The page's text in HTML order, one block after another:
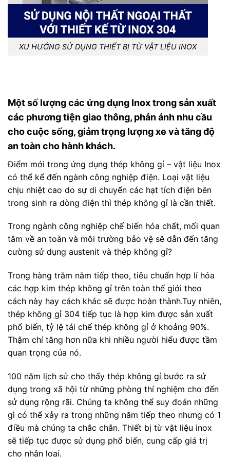
XU HƯỚNG SỬ DỤNG THIẾT BỊ TỪ VẬT LIỆU INOX
Một số lượng các ứng dụng Inox trong sản xuất
các phương tiện giao thông, phản ánh nhu cầu
cho cuộc sống, giảm trọng lượng xe và tăng độ
an toàn cho hành khách.
Điểm mới trong ứng dụng thép không gỉ – vật liệu Inox
có thể kể đến ngành công nghiệp điện. Loại vật liệu
chịu nhiệt cao do sự di chuyển các hạt tích điện bên
trong sinh ra dòng điện thì thép không gỉ là cần thiết.
Trong ngành công nghiệp chế biến hóa chất, mối quan
tâm về an toàn và môi trường bảo vệ sẽ dẫn đến tăng
cường sử dụng austenit và thép không gỉ?
Trong hàng trăm năm tiếp theo, tiêu chuẩn hợp lí hóa
các hợp kim thép không gỉ trên toàn thế giới theo
cách này hay cách khác sẽ được hoàn thành.Tuy nhiên,
thép không gỉ 304 tiếp tục là hợp kim được sản xuất
phổ biến, tỷ lệ tái chế thép không gỉ ở khoảng 90%.
Thậm chí tăng hơn nữa khi nhiều người hiểu được tầm
quan trọng của nó.
100 năm lịch sử cho thấy thép không gỉ bước ra sử
dụng trong xã hội từ những phòng thí nghiệm cho đến
sử dụng rộng rãi. Chúng ta không thể suy đoán những
gì có thể xảy ra trong những năm tiếp theo nhưng có 1
điều mà chúng ta chắc chắn. Thiết bị từ vật liệu inox
sẽ tiếp tục được sử dụng phổ biến, cung cấp giá trị
cho nhân loại.